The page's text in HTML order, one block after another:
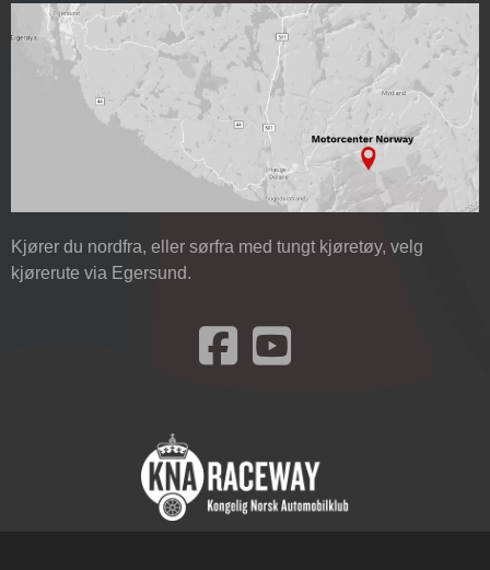
Kjører du nordfra, eller sørfra med tungt kjøretøy, velg
kjørerute via Egersund.
Besøk oss på Facebook